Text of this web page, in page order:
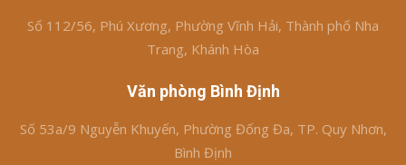
Số 112/56, Phú Xương, Phường Vĩnh Hải, Thành phố Nha
Trang, Khánh Hòa
Văn phòng Bình Định
Số 53a/9 Nguyễn Khuyến, Phường Đống Đa, TP. Quy Nhơn,
Bình Định